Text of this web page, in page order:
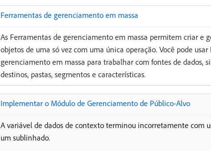
Ferramentas de gerenciamento em massa
As Ferramentas de gerenciamento em massa permitem criar e
objetos de uma só vez com uma única operação. Você pode
gerenciamento em massa para trabalhar com fontes de dados,
destinos, pastas, segmentos e características.
Implementar o Módulo de Gerenciamento de Público-Alvo
A variável de dados de contexto terminou incorretamente com
um sublinhado.